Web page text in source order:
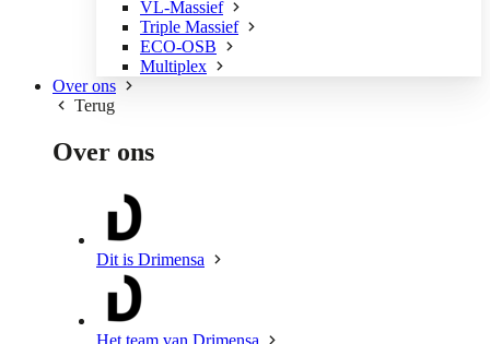
VL-Massief
Triple Massief
ECO-OSB
Multiplex
Over ons
Terug
Over ons
Dit is Drimensa
Het team van Drimensa